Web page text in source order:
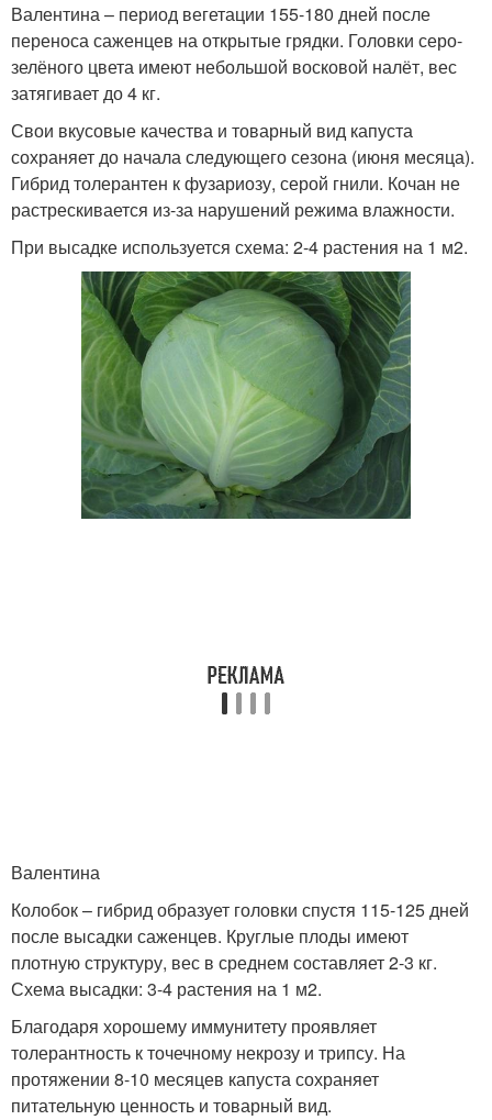
Валентина – период вегетации 155-180 дней после
переноса саженцев на открытые грядки. Головки серо-
зелёного цвета имеют небольшой восковой налёт, вес
затягивает до 4 кг.
Свои вкусовые качества и товарный вид капуста
сохраняет до начала следующего сезона (июня месяца).
Гибрид толерантен к фузариозу, серой гнили. Кочан не
растрескивается из-за нарушений режима влажности.
При высадке используется схема: 2-4 растения на 1 м2.
Валентина
Колобок – гибрид образует головки спустя 115-125 дней
после высадки саженцев. Круглые плоды имеют
плотную структуру, вес в среднем составляет 2-3 кг.
Схема высадки: 3-4 растения на 1 м2.
Благодаря хорошему иммунитету проявляет
толерантность к точечному некрозу и трипсу. На
протяжении 8-10 месяцев капуста сохраняет
питательную ценность и товарный вид.